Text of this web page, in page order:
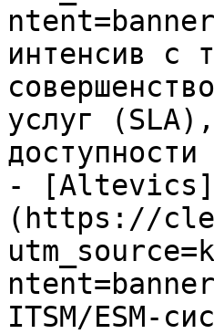
интенсив с
услуг
доступности
- [Altevics]
(https://
ITSM/ESM-